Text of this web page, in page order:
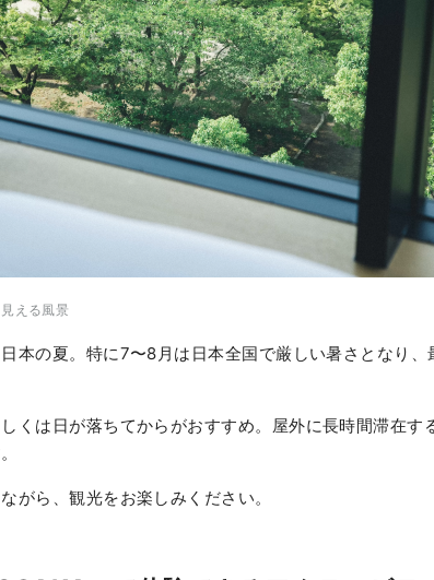
える風景
本の夏。特に7〜8月は日本全国で厳しい暑さとなり
くは日が落ちてからがおすすめ。屋外に長時間滞在す
がら、観光をお楽しみください。